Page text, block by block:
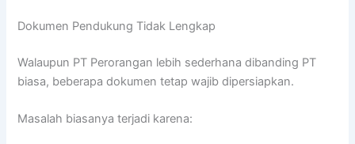
Dokumen Pendukung Tidak Lengkap
Walaupun PT Perorangan lebih sederhana dibanding PT
biasa, beberapa dokumen tetap wajib dipersiapkan.
Masalah biasanya terjadi karena: